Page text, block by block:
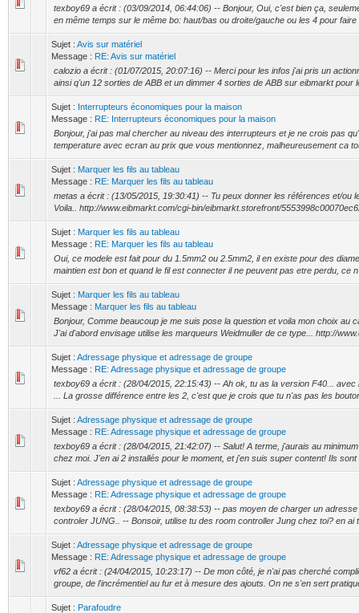
texboy69 a écrit : (03/09/2014, 06:44:06) -- Bonjour, Oui, c'est bien ça,
en même temps sur le même bo: haut/bas ou droite/gauche ou les 4 pour faire
Sujet : Avis sur matériel
Message : RE: Avis sur matériel
calozio a écrit : (01/07/2015, 20:07:16) -- Merci pour les infos j'ai pris un
ainsi q'un 12 sorties de ABB et un dimmer 4 sorties de ABB sur eibmarkt pour
Sujet : Interrupteurs économiques pour la maison
Message : RE: Interrupteurs économiques pour la maison
Bonjour, j'ai pas mal chercher au niveau des interrupteurs et je ne crois pas
temperature avec ecran au prix que vous mentionnez, malheureusement ca
Sujet : Marquer les fils au tableau
Message : RE: Marquer les fils au tableau
metas a écrit : (13/05/2015, 19:30:41) -- Tu peux donner les références et/ou
Voila.. http://www.eibmarkt.com/cgi-bin/eibmarkt.storefront/
Sujet : Marquer les fils au tableau
Message : RE: Marquer les fils au tableau
Oui, ce modele est fait pour du 1.5mm2 ou 2.5mm2, il en existe pour des
maintien est bon et quand le fil est connecter il ne peuvent pas etre perdu, ce
Sujet : Marquer les fils au tableau
Message : Marquer les fils au tableau
Bonjour, Comme beaucoup je me suis pose la question et voila mon choix au
J'ai d'abord envisage utilise les marqueurs Weidmuller de ce type... http://
Sujet : Adressage physique et adressage de groupe
Message : RE: Adressage physique et adressage de groupe
texboy69 a écrit : (28/04/2015, 22:15:43) -- Ah ok, tu as la version F40... avec
... La grosse différence entre les 2, c'est que je crois que tu n'as pas les
Sujet : Adressage physique et adressage de groupe
Message : RE: Adressage physique et adressage de groupe
texboy69 a écrit : (28/04/2015, 21:42:07) -- Salut! A terme, j'aurais au
chez moi. J'en ai 2 installés pour le moment, et j'en suis super content! Ils
Sujet : Adressage physique et adressage de groupe
Message : RE: Adressage physique et adressage de groupe
texboy69 a écrit : (28/04/2015, 08:38:53) -- pas moyen de charger un
controler JUNG.. -- Bonsoir, utilise tu des room controller Jung chez toi? en ai
Sujet : Adressage physique et adressage de groupe
Message : RE: Adressage physique et adressage de groupe
vf62 a écrit : (24/04/2015, 10:23:17) -- De mon côté, je n'ai pas cherché
groupe, de l'incrémentiel au fur et à mesure des ajouts. On ne s'en sert
Sujet : Parafoudre